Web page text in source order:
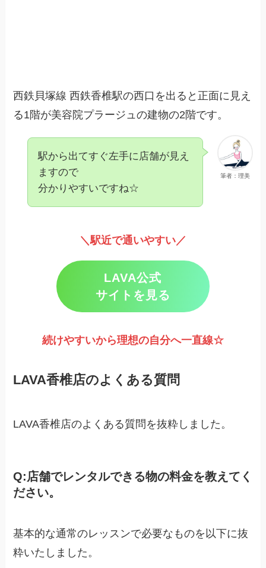
西鉄貝塚線 西鉄香椎駅の西口を出ると正面に見え
る1階が美容院プラージュの建物の2階です。
筆者：理美
駅から出てすぐ左手に店舗が見え
ますので
分かりやすいですね☆
＼駅近で通いやすい／
LAVA公式
サイトを見る
続けやすいから理想の自分へ一直線☆
LAVA香椎店のよくある質問
LAVA香椎店のよくある質問を抜粋しました。
Q:店舗でレンタルできる物の料金を教えてく
ださい。
基本的な通常のレッスンで必要なものを以下に抜
粋いたしました。